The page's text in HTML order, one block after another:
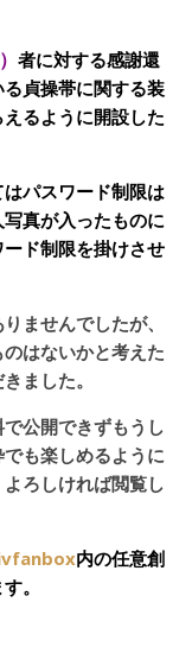
者に対する感謝還
貞操帯に関する装
るように開設した
パスワード制限は
真が入ったものに
ド制限を掛けさせ
ませんでしたが、
はないかと考えた
ました。
公開できずもうし
も楽しめるように
ろしければ閲覧し
内の任意創
。